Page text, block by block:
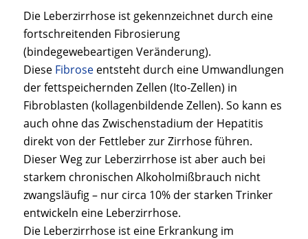
Die Leberzirrhose ist gekennzeichnet durch eine
fortschreitenden Fibrosierung
(bindegewebeartigen Veränderung).
Diese Fibroseentsteht durch eine Umwandlungen
der fettspeichernden Zellen (Ito-Zellen) in
Fibroblasten (kollagenbildende Zellen). So kann es
auch ohne das Zwischenstadium der Hepatitis
direkt von der Fettleber zur Zirrhose führen.
Dieser Weg zur Leberzirrhose ist aber auch bei
starkem chronischen Alkoholmißbrauch nicht
zwangsläufig – nur circa 10% der starken Trinker
entwickeln eine Leberzirrhose.
Die Leberzirrhose ist eine Erkrankung im